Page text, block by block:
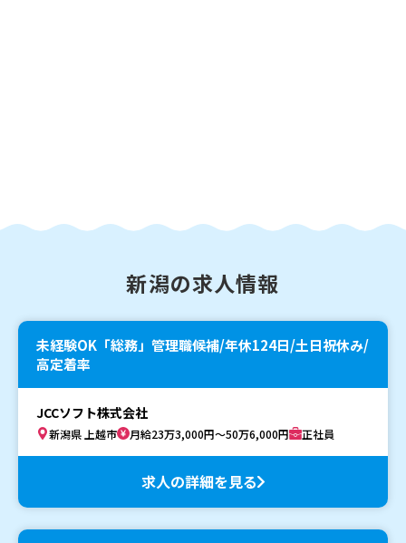
新潟の求人情報
未経験OK「総務」管理職候補/年休124日/土日祝休み/
高定着率
JCCソフト株式会社
新潟県 上越市 月給23万3,000円～50万6,000円 正社員
求人の詳細を見る